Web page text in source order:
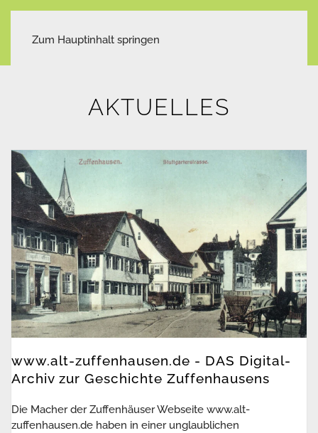
Zum Hauptinhalt springen
AKTUELLES
www.alt-zuffenhausen.de - DAS Digital-
Archiv zur Geschichte Zuffenhausens
Die Macher der Zuffenhäuser Webseite www.alt-
zuffenhausen.de haben in einer unglaublichen